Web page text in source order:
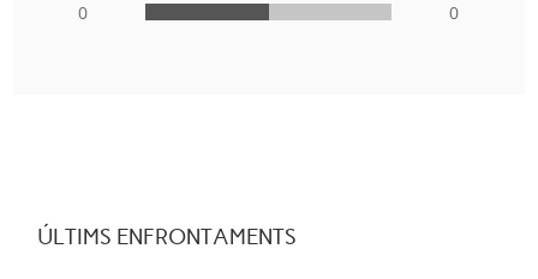
0
0
ÚLTIMS ENFRONTAMENTS